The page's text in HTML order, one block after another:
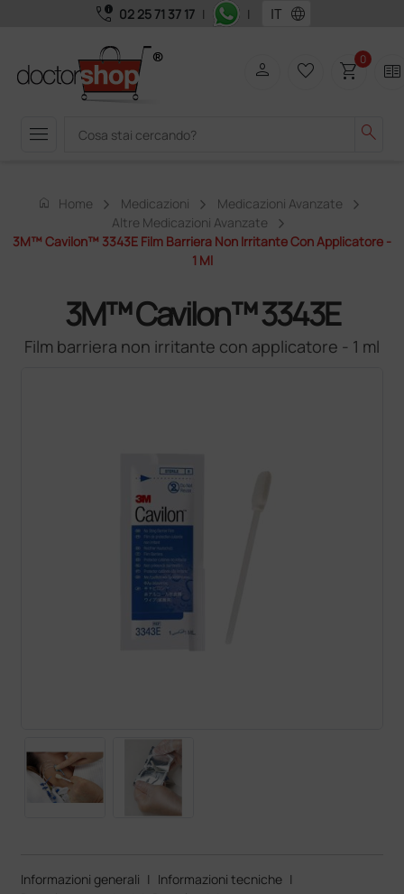
call_quality 02 25 71 37 17 | | language
menu search
person favorite_border shopping_cart0 two_pager
home Home Medicazioni
Medicazioni Avanzate
Altre Medicazioni Avanzate
3M™ Cavilon™ 3343E Film Barriera Non Irritante Con Applicatore -
1 Ml
3M™ Cavilon™ 3343E
Film barriera non irritante con applicatore - 1 ml
Informazioni generali | Informazioni tecniche |